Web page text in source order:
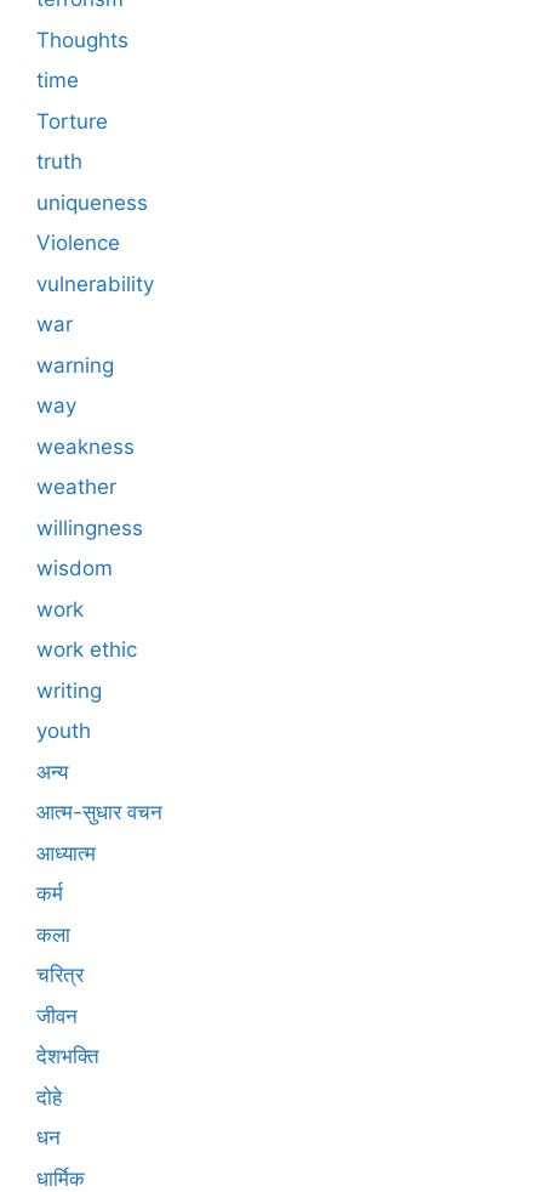
Thoughts
time
Torture
truth
uniqueness
Violence
vulnerability
war
warning
way
weakness
weather
willingness
wisdom
work
work ethic
writing
youth
अन्य
आत्म-सुधार वचन
आध्यात्म
कर्म
कला
चरित्र
जीवन
देशभक्ति
दोहे
धन
धार्मिक